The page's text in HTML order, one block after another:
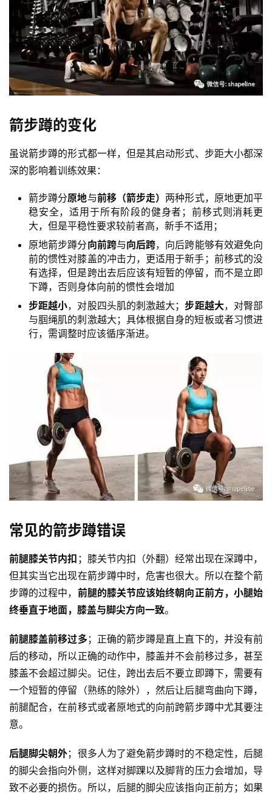
練
心
得
力
量
練
增
肌
劃
伽
視
箭步蹲的变化
虽说箭步蹲的形式都一样，但是其启动形式、步距大小都深
深的影响着训练效果：
箭步蹲分原地与前移（箭步走） 两种形式，原地更加平
稳安全，适用于所有阶段的健身者；前移式则消耗更
大，但是平稳性要求较前者高，新手不适用；
原地箭步蹲分向前跨与向后跨，向后跨能够有效避免向
前的惯性对膝盖的冲击力，更适用于新手；前移式的没
有选择，但是跨出去后应该有短暂的停留，而不是立即
下蹲，否则身体向前的惯性会增加
步距越小，对股四头肌的刺激越大；步距越大，对臀部
与腘绳肌的刺激越大；具体根据自身的短板或者习惯进
行，需调整时应该循序渐进。
常见的箭步蹲错误
前腿膝关节内扣 ；膝关节内扣（外翻）经常出现在深蹲中，
但其实当它出现在箭步蹲中时，危害也很大。所以在整个箭
步蹲的过程中， 前腿的膝关节应该始终朝向正前方，小腿始
终垂直于地面，膝盖与脚尖方向一致。
前腿膝盖前移过多 ；正确的箭步蹲是直上直下的，并没有前
后的移动，所以正确的动作中，膝盖并不会前移过多，甚至
膝盖不会超过脚尖。记住，跨出去后不要立即蹲下，需要有
一个短暂的停留（熟练的除外），然后让后腿弯曲向下蹲，
前腿配合，在前移式或者原地式的向前跨箭步蹲中尤其要注
意。
后腿脚尖朝外；很多人为了避免箭步蹲时的不稳定性，后腿
的脚尖会指向外侧，这样对脚踝以及脚背的压力会增加，导
致不必要的损伤。所以，后腿的脚尖应该指向正前方；如果